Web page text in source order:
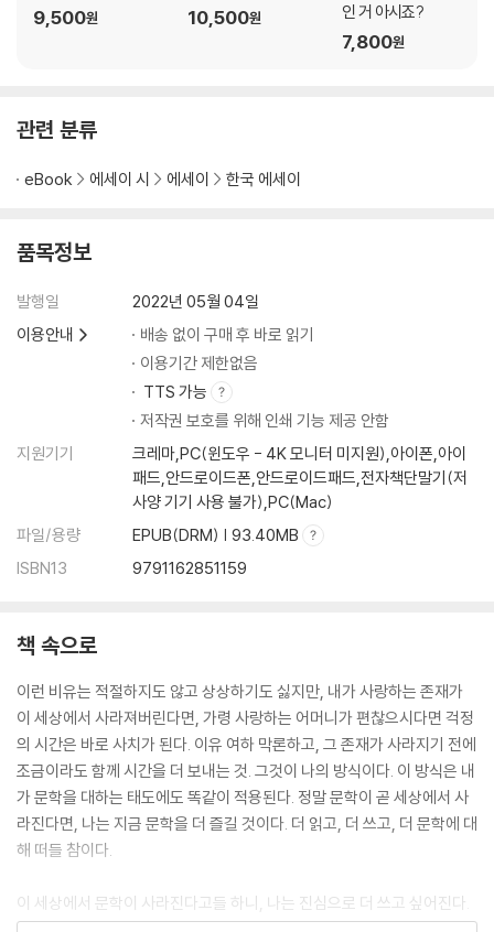
9,500원 10,500원
인 거 아시죠?
7,800원
관련 분류
eBook 에세이 시 에세이 한국 에세이
품목정보
발행일
2022년 05월 04일
이용안내
배송 없이 구매 후 바로 읽기
이용기간 제한없음
TTS 가능
저작권 보호를 위해 인쇄 기능 제공 안함
지원기기
크레마,PC(윈도우 - 4K 모니터 미지원),아이폰,아이
패드,안드로이드폰,안드로이드패드,전자책단말기(저
사양 기기 사용 불가),PC(Mac)
파일/용량
EPUB(DRM) | 93.40MB
ISBN13
9791162851159
책 속으로
이런 비유는 적절하지도 않고 상상하기도 싫지만, 내가 사랑하는 존재가
이 세상에서 사라져버린다면, 가령 사랑하는 어머니가 편찮으시다면 걱정
의 시간은 바로 사치가 된다. 이유 여하 막론하고, 그 존재가 사라지기 전에
조금이라도 함께 시간을 더 보내는 것. 그것이 나의 방식이다. 이 방식은 내
가 문학을 대하는 태도에도 똑같이 적용된다. 정말 문학이 곧 세상에서 사
라진다면, 나는 지금 문학을 더 즐길 것이다. 더 읽고, 더 쓰고, 더 문학에 대
해 떠들 참이다.
이 세상에서 문학이 사라진다고들 하니, 나는 진심으로 더 쓰고 싶어진다.